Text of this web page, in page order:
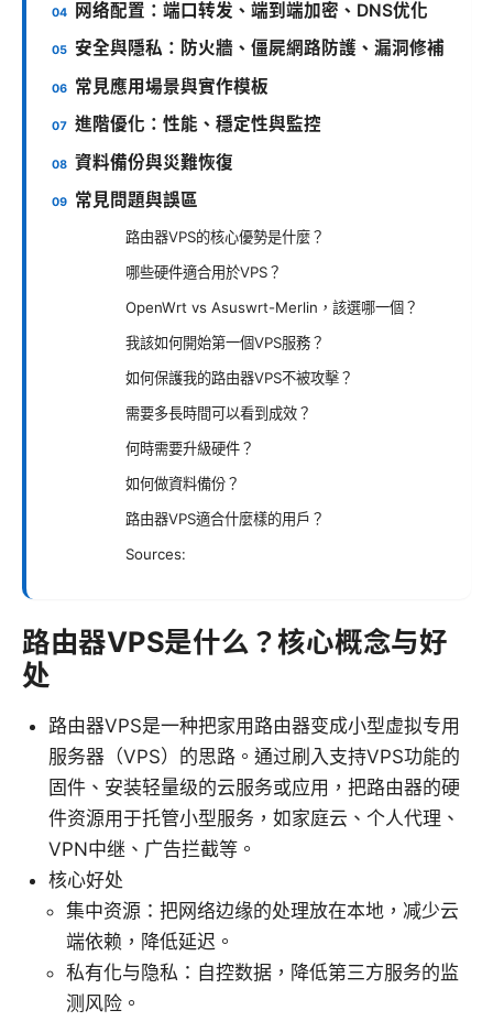
网络配置：端口转发、端到端加密、DNS优化
安全與隱私：防火牆、僵屍網路防護、漏洞修補
常見應用場景與實作模板
進階優化：性能、穩定性與監控
資料備份與災難恢復
常見問題與誤區
路由器VPS的核心優勢是什麼？
哪些硬件適合用於VPS？
OpenWrt vs Asuswrt-Merlin，該選哪一個？
我該如何開始第一個VPS服務？
如何保護我的路由器VPS不被攻擊？
需要多長時間可以看到成效？
何時需要升級硬件？
如何做資料備份？
路由器VPS適合什麼樣的用戶？
Sources:
路由器VPS是什么？核心概念与好
处
路由器VPS是一种把家用路由器变成小型虚拟专用
服务器（VPS）的思路。通过刷入支持VPS功能的
固件、安装轻量级的云服务或应用，把路由器的硬
件资源用于托管小型服务，如家庭云、个人代理、
VPN中继、广告拦截等。
核心好处
集中资源：把网络边缘的处理放在本地，减少云
端依赖，降低延迟。
私有化与隐私：自控数据，降低第三方服务的监
测风险。